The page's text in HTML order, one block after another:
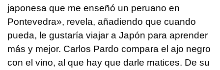
japonesa que me enseñó un peruano en
Pontevedra», revela, añadiendo que cuando
pueda, le gustaría viajar a Japón para aprender
más y mejor. Carlos Pardo compara el ajo negro
con el vino, al que hay que darle matices. De su